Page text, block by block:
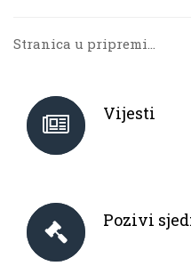
Stranica u pripremi...
Vijesti
Pozivi